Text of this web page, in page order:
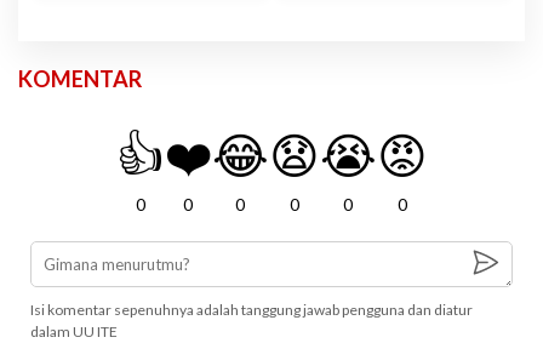
KOMENTAR
👍
0
❤️
0
😂
0
😧
0
😭
0
😡
0
Isi komentar sepenuhnya adalah tanggung jawab pengguna dan diatur
dalam UU ITE